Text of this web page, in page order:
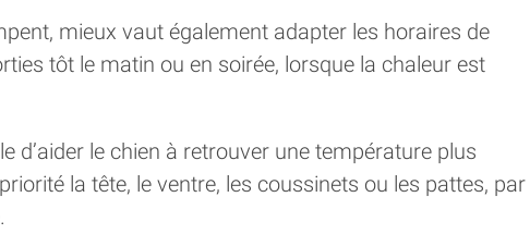
mieux vaut également adapter les horaires de
tôt le matin ou en soirée, lorsque la chaleur est
d’aider le chien à retrouver une température plus
la tête, le ventre, les coussinets ou les pattes, par